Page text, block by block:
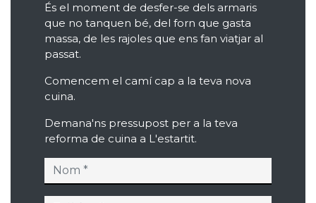
És el moment de desfer-se dels armaris
que no tanquen bé, del forn que gasta
massa, de les rajoles que ens fan viatjar al
passat.
Comencem el camí cap a la teva nova
cuina.
Demana'ns pressupost per a la teva
reforma de cuina a L'estartit.